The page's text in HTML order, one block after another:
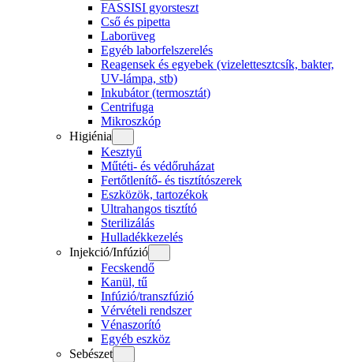
FASSISI gyorsteszt
Cső és pipetta
Laborüveg
Egyéb laborfelszerelés
Reagensek és egyebek (vizelettesztcsík, bakter,
UV-lámpa, stb)
Inkubátor (termosztát)
Centrifuga
Mikroszkóp
Higiénia
Kesztyű
Műtéti- és védőruházat
Fertőtlenítő- és tisztítószerek
Eszközök, tartozékok
Ultrahangos tisztító
Sterilizálás
Hulladékkezelés
Injekció/Infúzió
Fecskendő
Kanül, tű
Infúzió/transzfúzió
Vérvételi rendszer
Vénaszorító
Egyéb eszköz
Sebészet